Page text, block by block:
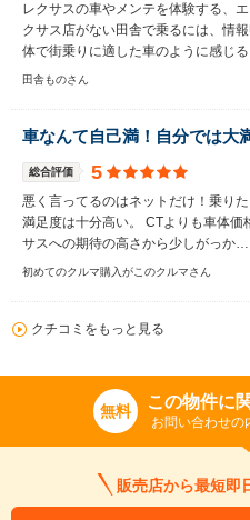
レクサスの車やメンテを体験する、
クサス店がない田舎で乗るには、情
体で街乗りに適した車のように感じ
田舎ものさん
車なんて自己満！自分では大
総合評価 5
悪く言ってるのはネットだけ！乗り
満足度は十分高い。 CTよりも車体価
サスへの期待の高さから少しがっか…
初めてのクルマ購入がこのクルマさん
クチコミをもっと見る
無料 この物件に
お問い合わせの
販売店から最短即